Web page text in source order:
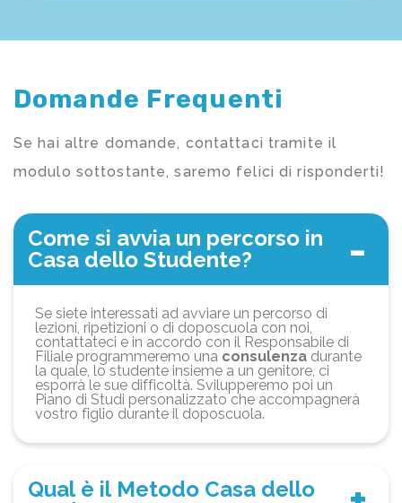
Domande Frequenti
Se hai altre domande, contattaci tramite il
modulo sottostante, saremo felici di risponderti!
Come si avvia un percorso in
Casa dello Studente?
Se siete interessati ad avviare un percorso di
lezioni, ripetizioni o di doposcuola con noi,
contattateci e in accordo con il Responsabile di
Filiale programmeremo una consulenza durante
la quale, lo studente insieme a un genitore, ci
esporrà le sue difficoltà. Svilupperemo poi un
Piano di Studi personalizzato che accompagnerà
vostro figlio durante il doposcuola.
Qual è il Metodo Casa dello